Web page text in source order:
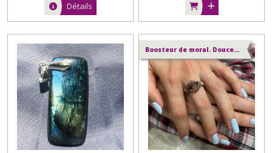
Détails
Boosteur de moral. Douceur, compassion, tolérance, amour.